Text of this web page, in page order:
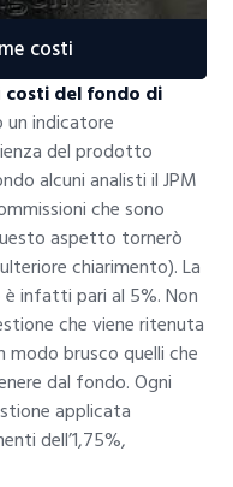
costi
costi del fondo di
un indicatore
del prodotto
alcuni analisti il JPM
che sono
aspetto tornerò
chiarimento). La
infatti pari al 5%. Non
che viene ritenuta
brusco quelli che
dal fondo. Ogni
applicata
dell’1,75%,